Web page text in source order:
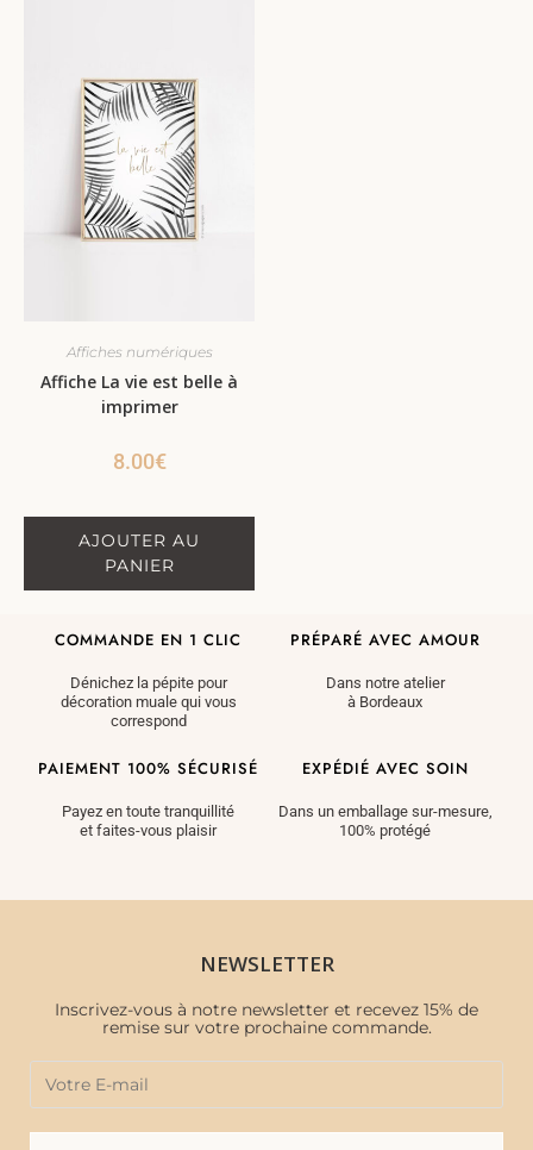
Affiches numériques
Affiche La vie est belle à
imprimer
8.00€
AJOUTER AU
PANIER
COMMANDE EN 1 CLIC
Dénichez la pépite pour
décoration muale qui vous
correspond
PRÉPARÉ AVEC AMOUR
Dans notre atelier
à Bordeaux
PAIEMENT 100% SÉCURISÉ
Payez en toute tranquillité
et faites-vous plaisir
EXPÉDIÉ AVEC SOIN
Dans un emballage sur-mesure,
100% protégé
NEWSLETTER
Inscrivez-vous à notre newsletter et recevez 15% de
remise sur votre prochaine commande.